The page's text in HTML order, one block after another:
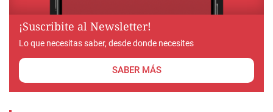
¡Suscribite al Newsletter!
Lo que necesitas saber, desde donde necesites
SABER MÁS